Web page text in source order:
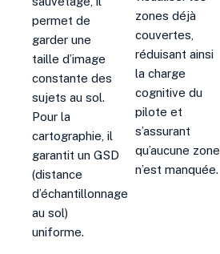
permet de
garder une
taille d’image
constante des
sujets au sol.
Pour la
cartographie, il
garantit un GSD
(distance
d’échantillonnage
au sol)
uniforme.
zones déjà
couvertes,
réduisant ainsi
la charge
cognitive du
pilote et
s’assurant
qu’aucune zone
n’est manquée.